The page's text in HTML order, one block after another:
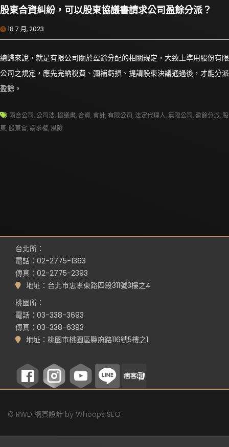
股東合資糾紛，可以股東協議書請求公司盈餘分派？
18 7 月, 2023
總歸來說，就是有限公司關於盈餘分配的相關規定，大致上準用股份有限
公司之規定，應先完納稅費、彌補虧損、提請股東決議通過後，才能分派
盈餘。
兩合公司,公司法,協議書,合資, 會計, 有限公司, 法定代理人,無限公司,盈餘分派,股
東,股東會,請求權, 風險
台北所：
電話：02-2775-1363
傳真：02-2775-2393
地址：台北市忠孝東路四段311號3樓之4
桃園所：
電話：03-338-3693
傳真：03-338-6393
地址：桃園市桃園區縣府路116號5樓之1
© RWD 網頁設計 by Whoops SEO